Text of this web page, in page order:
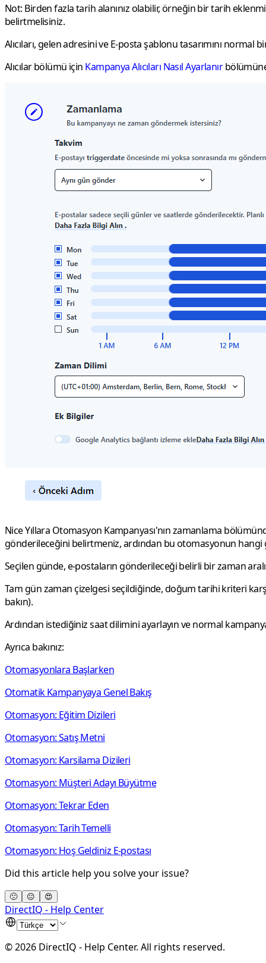
Not: Birden fazla tarih alanınız olabilir, örneğin bir tarih
belirtmelisiniz.
Alıcıları, gelen adresini ve E-posta şablonu tasarımını
Alıcılar bölümü için Kampanya Alıcıları Nasıl Ayarlanır
Nice Yıllara Otomasyon Kampanyası'nın zamanlama
gönderileceğini belirtmeniz, ardından bu otomasyonun hangi
Seçilen günde, e-postaların gönderileceği belirli bir zaman
Tam gün zaman çizelgesi seçildiğinde, doğum tarihi kriteri
bakın).
Ardından istediğiniz saat dilimini ayarlayın ve normal
Ayrıca bakınız:
Otomasyonlara Başlarken
Otomatik Kampanyaya Genel Bakış
Otomasyon: Eğitim Dizileri
Otomasyon: Satış Metni
Otomasyon: Karsilama Dizileri
Otomasyon: Müşteri Adayı Büyütme
Otomasyon: Tekrar Eden
Otomasyon: Tarih Temelli
Otomasyon: Hoş Geldiniz E-postası
Did this article help you solve your issue?
🙁 😐 😍
DirectIQ - Help Center
©2026 DirectIQ - Help Center. All rights reserved.